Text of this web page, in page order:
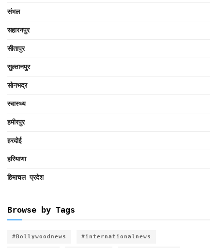
संभल
सहारनपुर
सीतापुर
सुल्तानपुर
सोनभद्र
स्वास्थ्य
हमीरपुर
हरदोई
हरियाणा
हिमाचल प्रदेश
Browse by Tags
#Bollywoodnews #internationalnews